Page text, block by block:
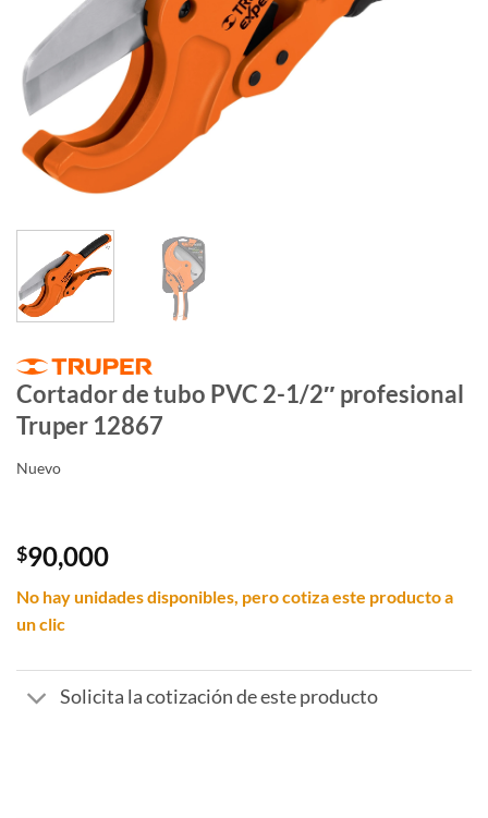
Cortador de tubo PVC 2-1/2″ profesional
Truper 12867
Nuevo
$90,000
No hay unidades disponibles, pero cotiza este producto a
un clic
Solicita la cotización de este producto